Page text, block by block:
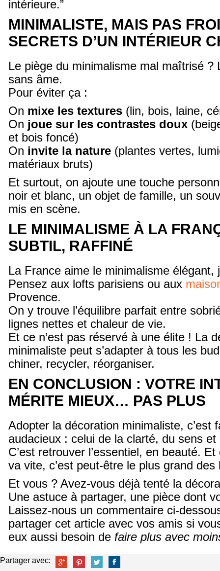
intérieure.”
MINIMALISTE, MAIS PAS
SECRETS D’UN INTÉRIEUR
Le piège du minimalisme mal maîtrisé ?
sans âme.
Pour éviter ça :
On mixe les textures (lin, bois, laine,
On joue sur les contrastes doux
et bois foncé)
On invite la nature (plantes vertes,
matériaux bruts)
Et surtout, on ajoute une touche
noir et blanc, un objet de famille, un
mis en scène.
LE MINIMALISME À LA
SUBTIL, RAFFINÉ
La France aime le minimalisme élégant,
Pensez aux lofts parisiens ou aux
Provence.
On y trouve l’équilibre parfait entre
lignes nettes et chaleur de vie.
Et ce n’est pas réservé à une élite ! La
minimaliste peut s’adapter à tous les
chiner, recycler, réorganiser.
EN CONCLUSION : VOTRE
MÉRITE MIEUX… PAS PLUS
Adopter la décoration minimaliste, c’est
audacieux : celui de la clarté, du sens et
C’est retrouver l’essentiel, en beauté.
va vite, c’est peut-être le plus grand des
Et vous ? Avez-vous déjà tenté la
Une astuce à partager, une pièce dont
Laissez-nous un commentaire ci-
partager cet article avec vos amis si
eux aussi besoin de faire plus avec
Partager avec: